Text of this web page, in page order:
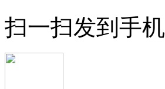
扫一扫发到手机